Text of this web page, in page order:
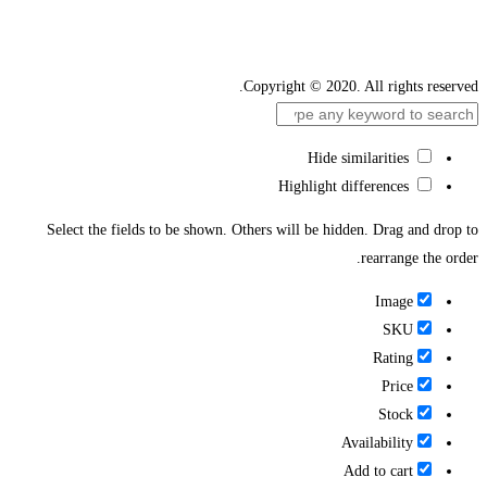
Copyright © 2020. All rights reserved.
Select the fields to be shown. Others will be hidden. Drag and drop to
rearrange the order.
Image
SKU
Rating
Price
Stock
Availability
Add to cart